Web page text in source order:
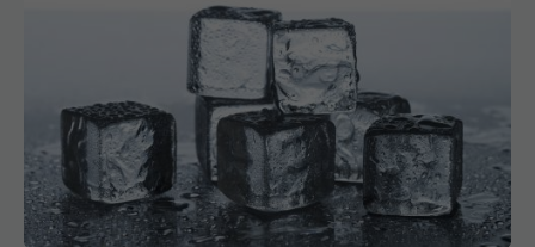
De ce să fierbi apa înainte de a face cuburi de
gheață